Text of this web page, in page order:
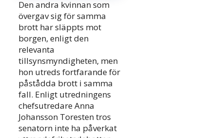
Den andra kvinnan som
övergav sig för samma
brott har släppts mot
borgen, enligt den
relevanta
tillsynsmyndigheten, men
hon utreds fortfarande för
påstådda brott i samma
fall. Enligt utredningens
chefsutredare Anna
Johansson Toresten tros
senatorn inte ha påverkat